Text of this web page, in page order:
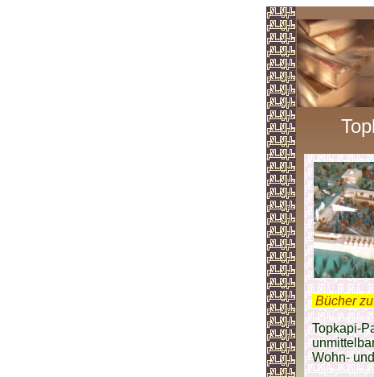
Bücher
Topkapi-
Wohn-